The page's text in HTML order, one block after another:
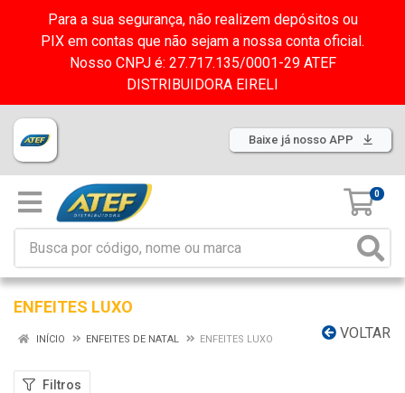
Para a sua segurança, não realizem depósitos ou
PIX em contas que não sejam a nossa conta oficial.
Nosso CNPJ é: 27.717.135/0001-29 ATEF
DISTRIBUIDORA EIRELI
Baixe já nosso APP
0
ENFEITES LUXO
VOLTAR
INÍCIO ENFEITES DE NATAL ENFEITES LUXO
Filtros